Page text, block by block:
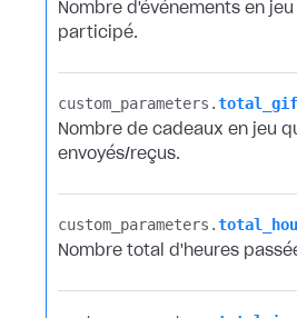
Nombre d'événements en
participé.
custom_parameters.​
Nombre de cadeaux en jeu
envoyés/reçus.
custom_parameters.​
Nombre total d'heures